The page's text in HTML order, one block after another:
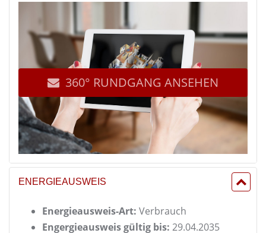
360° RUNDGANG ANSEHEN
ENERGIEAUSWEIS
Energieausweis-Art: Verbrauch
Engergieausweis gültig bis: 29.04.2035